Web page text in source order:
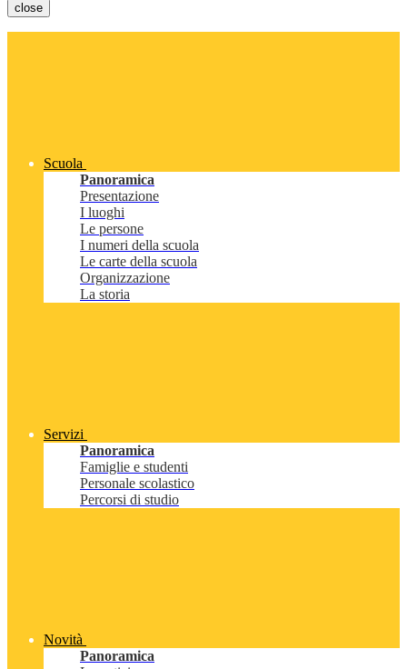
close
Scuola
Panoramica
Presentazione
I luoghi
Le persone
I numeri della scuola
Le carte della scuola
Organizzazione
La storia
Servizi
Panoramica
Famiglie e studenti
Personale scolastico
Percorsi di studio
Novità
Panoramica